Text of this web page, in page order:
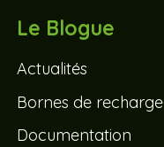
Le Blogue
Actualités
Bornes de recharge
Documentation